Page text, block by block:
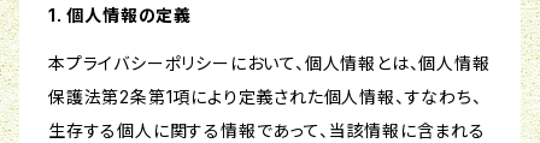
1. 個人情報の定義
本プライバシーポリシーにおいて、個人情報とは、個人情報
保護法第2条第1項により定義された個人情報、すなわち、
生存する個人に関する情報であって、当該情報に含まれる